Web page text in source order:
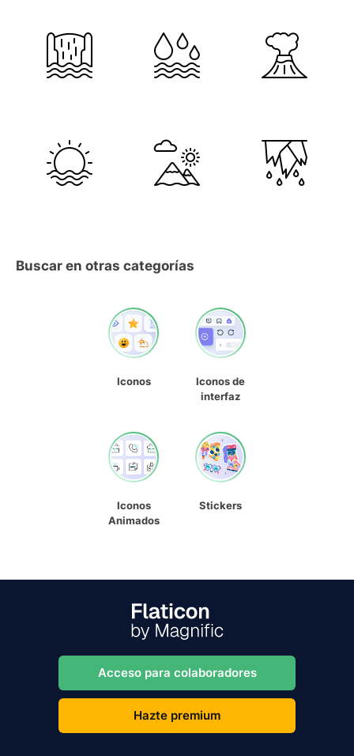
Buscar en otras categorías
Iconos
Iconos de
interfaz
Iconos
Animados
Stickers
Acceso para colaboradores
Hazte premium